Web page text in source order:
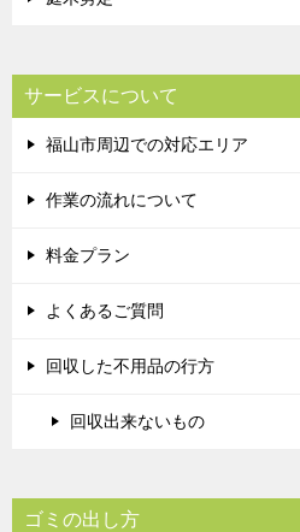
サービスについて
福山市周辺での対応エリア
作業の流れについて
料金プラン
よくあるご質問
回収した不用品の行方
回収出来ないもの
ゴミの出し方